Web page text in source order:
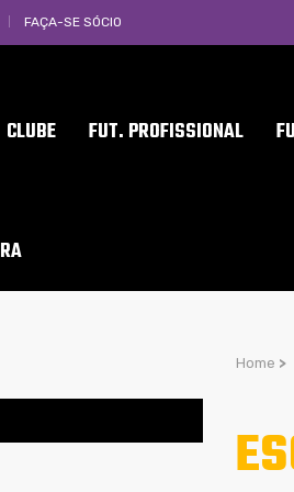
FAÇA-SE SÓCIO
CLUBE FUT. PROFISSIONAL
Home >